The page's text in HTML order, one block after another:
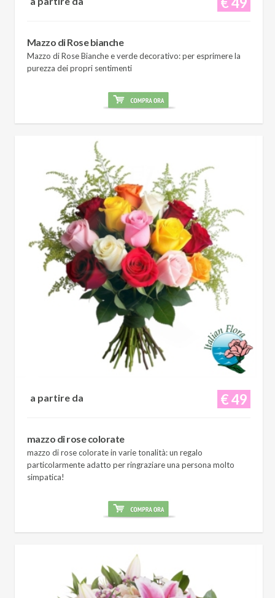
Mazzo di Rose bianche
Mazzo di Rose Bianche e verde decorativo: per esprimere la
purezza dei propri sentimenti
€ 49
a partire da
mazzo di rose colorate
mazzo di rose colorate in varie tonalità: un regalo
particolarmente adatto per ringraziare una persona molto
simpatica!